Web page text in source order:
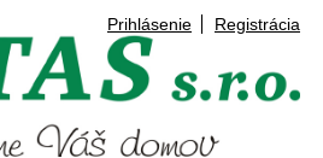
Prihlásenie Registrácia